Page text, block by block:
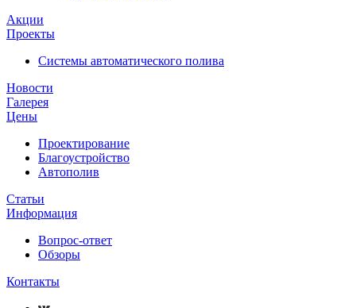
Акции
Проекты
Системы автоматического полива
Новости
Галерея
Цены
Проектирование
Благоустройство
Автополив
Статьи
Информация
Вопрос-ответ
Обзоры
Контакты